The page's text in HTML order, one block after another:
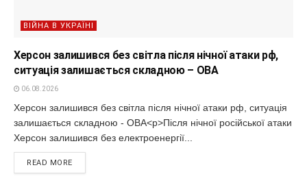
ВІЙНА В УКРАЇНІ
Херсон залишився без світла після нічної атаки рф,
ситуація залишається складною – ОВА
06.08.2026
Херсон залишився без світла після нічної атаки рф, ситуація
залишається складною - ОВА<p>Після нічної російської атаки
Херсон залишився без електроенергії...
READ MORE